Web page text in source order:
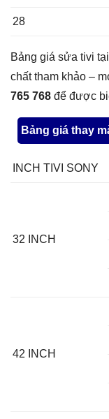
28
Bảng giá sửa tivi
chất tham khảo –
765 768 để được
Bảng giá thay
INCH TIVI SONY
32 INCH
42 INCH